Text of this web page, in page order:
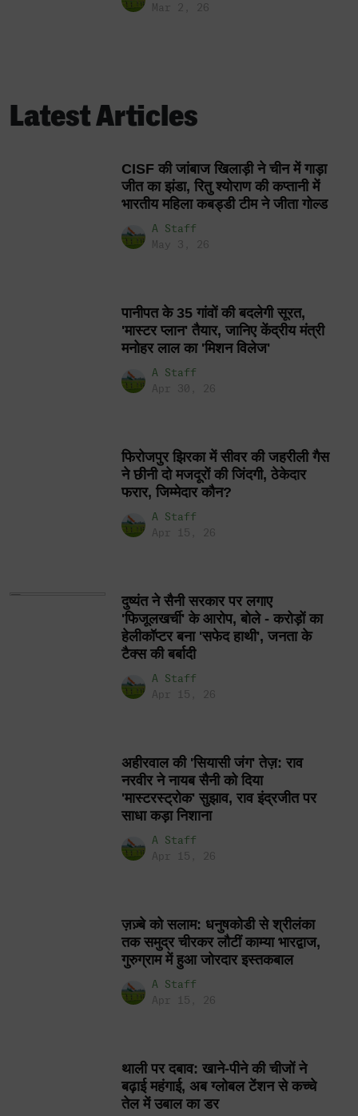
Mar 2, 26
Latest Articles
CISF की जांबाज खिलाड़ी ने चीन में गाड़ा
जीत का झंडा, रितु श्योराण की कप्तानी में
भारतीय महिला कबड्डी टीम ने जीता गोल्ड
A Staff
May 3, 26
पानीपत के 35 गांवों की बदलेगी सूरत,
'मास्टर प्लान' तैयार, जानिए केंद्रीय मंत्री
मनोहर लाल का 'मिशन विलेज'
A Staff
Apr 30, 26
फिरोजपुर झिरका में सीवर की जहरीली गैस
ने छीनी दो मजदूरों की जिंदगी, ठेकेदार
फरार, जिम्मेदार कौन?
A Staff
Apr 15, 26
दुष्यंत ने सैनी सरकार पर लगाए
'फिजूलखर्ची' के आरोप, बोले - करोड़ों का
हेलीकॉप्टर बना 'सफेद हाथी', जनता के
टैक्स की बर्बादी
A Staff
Apr 15, 26
अहीरवाल की 'सियासी जंग' तेज़: राव
नरवीर ने नायब सैनी को दिया
'मास्टरस्ट्रोक' सुझाव, राव इंद्रजीत पर
साधा कड़ा निशाना
A Staff
Apr 15, 26
ज़ज़्बे को सलाम: धनुषकोडी से श्रीलंका
तक समुद्र चीरकर लौटीं काम्या भारद्वाज,
गुरुग्राम में हुआ जोरदार इस्तकबाल
A Staff
Apr 15, 26
थाली पर दबाव: खाने-पीने की चीजों ने
बढ़ाई महंगाई, अब ग्लोबल टेंशन से कच्चे
तेल में उबाल का डर